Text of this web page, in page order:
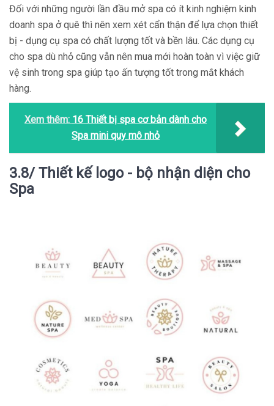
Đối với những người lần đầu mở spa có ít kinh nghiệm kinh
doanh spa ở quê thì nên xem xét cẩn thận để lựa chọn thiết
bị - dụng cụ spa có chất lượng tốt và bền lâu. Các dụng cụ
cho spa dù nhỏ cũng vẫn nên mua mới hoàn toàn vì việc giữ
vệ sinh trong spa giúp tạo ấn tượng tốt trong mắt khách
hàng.
Xem thêm: 16 Thiết bị spa cơ bản dành cho
Spa mini quy mô nhỏ
3.8/ Thiết kế logo - bộ nhận diện cho
Spa